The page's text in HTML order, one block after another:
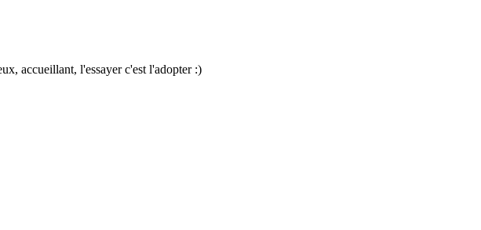
accueillant, l'essayer c'est l'adopter :)